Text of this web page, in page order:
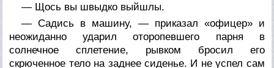
— Щось вы швыдко выйшлы.
— Садись в машину, — приказал «офицер» и
неожиданно ударил оторопевшего парня в
солнечное сплетение, рывком бросил его
скрюченное тело на заднее сиденье. И не успел сам